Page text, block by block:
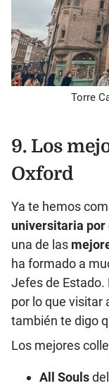
Torre
9. Los
Oxford
Ya te hemos
universitaria por
una de las
ha formado a
Jefes de Estado.
por lo que visitar
también te digo
Los mejores
All Souls